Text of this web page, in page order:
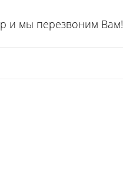
и мы перезвоним Вам!